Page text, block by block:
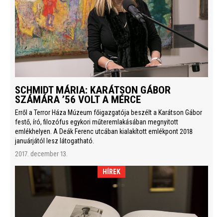
SCHMIDT MÁRIA: KARÁTSON GÁBOR
SZÁMÁRA ’56 VOLT A MÉRCE
Erről a Terror Háza Múzeum főigazgatója beszélt a Karátson Gábor
festő, író, filozófus egykori műteremlakásában megnyitott
emlékhelyen. A Deák Ferenc utcában kialakított emlékpont 2018
januárjától lesz látogatható.
2017. december 13.
HÍREK